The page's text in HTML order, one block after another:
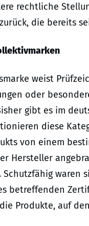
rechtliche
die bereits
weist
oder
gibt es im
diese
von einem
Hersteller
betreffenden
Produkte, auf